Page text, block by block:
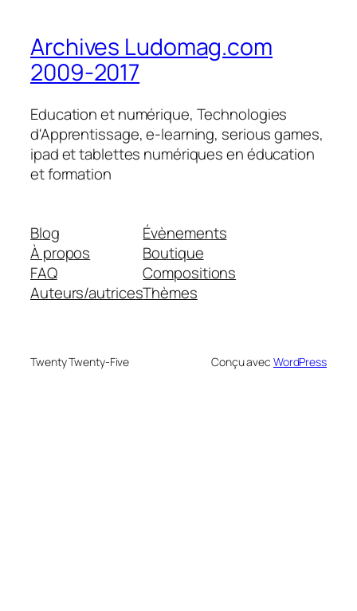
Archives Ludomag.com
2009-2017
Education et numérique, Technologies
d'Apprentissage, e-learning, serious games,
ipad et tablettes numériques en éducation
et formation
Blog
À propos
FAQ
Auteurs/autrices
Évènements
Boutique
Compositions
Thèmes
Twenty Twenty-Five Conçu avec WordPress